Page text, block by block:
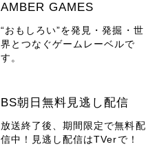
AMBER GAMES
“おもしろい”を発見・発掘・世
界とつなぐゲームレーベルで
す。
BS朝日無料見逃し配信
放送終了後、期間限定で無料配
信中！見逃し配信はTVerで！